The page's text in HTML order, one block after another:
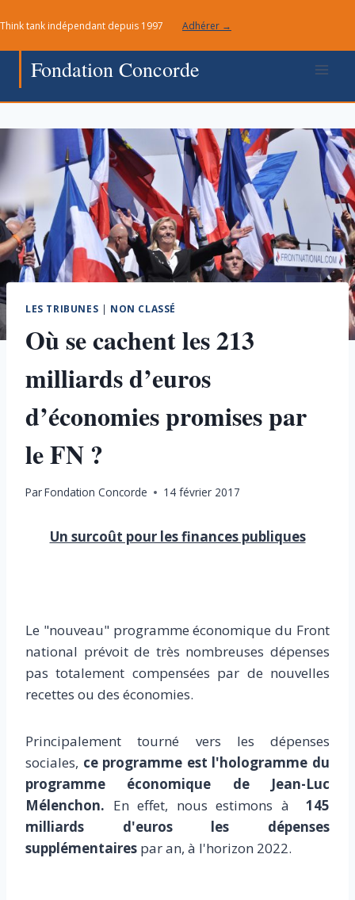
au
contenu
Think tank indépendant depuis 1997 Adhérer →
Fondation Concorde
LES TRIBUNES | NON CLASSÉ
Où se cachent les 213
milliards d’euros
d’économies promises par
le FN ?
ParFondation Concorde 14 février 2017
Un surcoût pour les finances publiques
Le "nouveau" programme économique du Front
national prévoit de très nombreuses dépenses
pas totalement compensées par de nouvelles
recettes ou des économies.
Principalement tourné vers les dépenses
sociales, ce programme est l'hologramme du
programme économique de Jean-Luc
Mélenchon. En effet, nous estimons à145
milliards d'euros les dépenses
supplémentaires par an, à l'horizon 2022.